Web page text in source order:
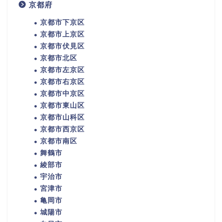
京都府
京都市下京区
京都市上京区
京都市伏見区
京都市北区
京都市左京区
京都市右京区
京都市中京区
京都市東山区
京都市山科区
京都市西京区
京都市南区
舞鶴市
綾部市
宇治市
宮津市
亀岡市
城陽市